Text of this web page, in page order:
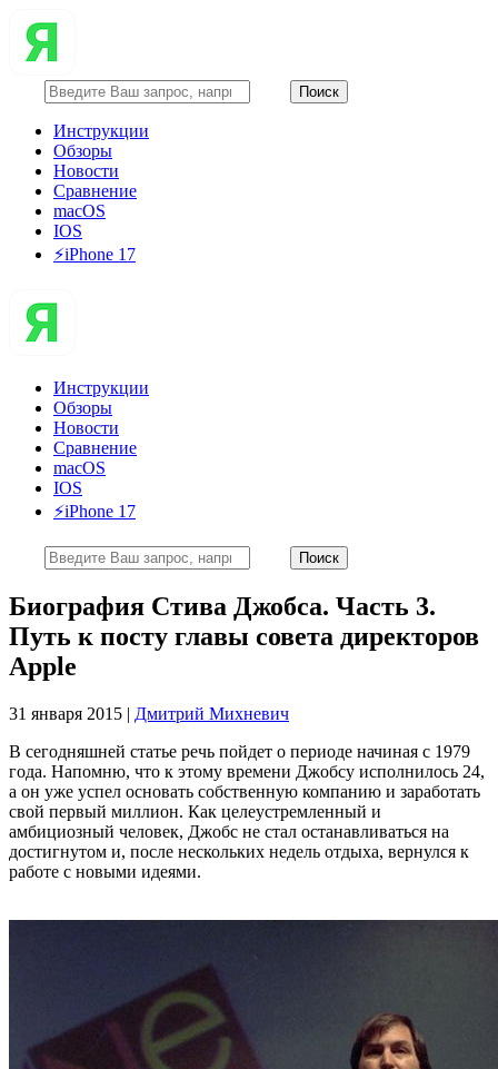
Инструкции
Обзоры
Новости
Сравнение
macOS
IOS
⚡️iPhone 17
Инструкции
Обзоры
Новости
Сравнение
macOS
IOS
⚡️iPhone 17
Биография Стива Джобса. Часть 3.
Путь к посту главы совета директоров
Apple
31 января 2015 | Дмитрий Михневич
В сегодняшней статье речь пойдет о периоде начиная с 1979
года. Напомню, что к этому времени Джобсу исполнилось 24,
а он уже успел основать собственную компанию и заработать
свой первый миллион. Как целеустремленный и
амбициозный человек, Джобс не стал останавливаться на
достигнутом и, после нескольких недель отдыха, вернулся к
работе с новыми идеями.